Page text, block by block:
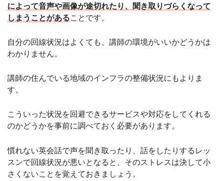
によって音声や画像が途切れたり、聞き取りづらくなって
しまうことがあることです。
自分の回線状況はよくても、講師の環境がいいかどうかは
わかりません。
講師の住んでいる地域のインフラの整備状況にもよりま
す。
こういった状況を回避できるサービスや対応をしてくれる
のかどうかを事前に調べておく必要があります。
慣れない英会話で声を聞き取ったり、話をしたりするレッ
スンで回線状況が悪いとなると、そのストレスは決して小
さくないことを覚えておきましょう。